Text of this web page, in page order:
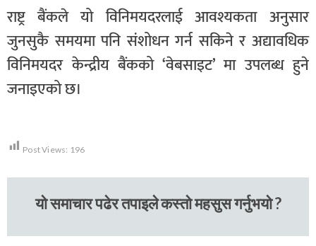
राष्ट्र बैंकले यो विनिमयदरलाई आवश्यकता अनुसार
जुनसुकै समयमा पनि संशोधन गर्न सकिने र अद्यावधिक
विनिमयदर केन्द्रीय बैंकको ‘वेबसाइट’ मा उपलब्ध हुने
जनाइएको छ।
Post Views: 196
यो समाचार पढेर तपाइले कस्तो महसुस गर्नुभयो ?